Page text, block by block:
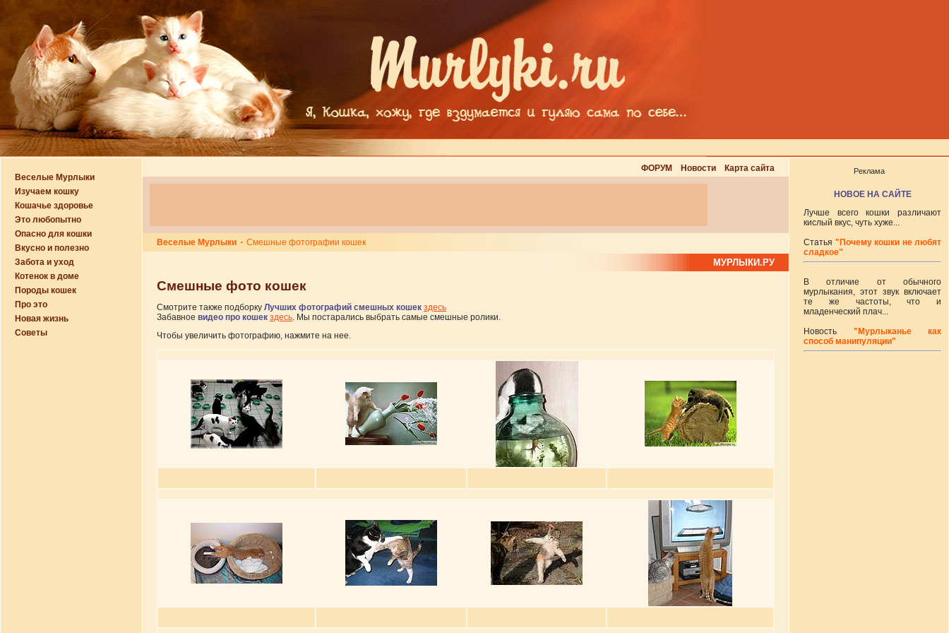
Веселые Мурлыки
Изучаем кошку
Кошачье здоровье
Это любопытно
Опасно для кошки
Вкусно и полезно
Забота и уход
Котенок в доме
Породы кошек
Про это
Новая жизнь
Советы
ФОРУМ Новости Карта сайта
Веселые Мурлыки Смешные фотографии кошек
МУРЛЫКИ.РУ
Смешные фото кошек
Смотрите также подборку Лучших фотографий смешных кошек здесь
Забавное видео про кошек здесь. Мы постарались выбрать самые смешные ролики.
Чтобы увеличить фотографию, нажмите на нее.
Реклама
НОВОЕ НА САЙТЕ
Лучше всего кошки различают
кислый вкус, чуть хуже...
Статья "Почему кошки не любят
сладкое"
В отличие от обычного
мурлыкания, этот звук включает
те же частоты, что и
младенческий плач...
Новость "Мурлыканье как
способ манипуляции"